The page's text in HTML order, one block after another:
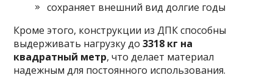
сохраняет внешний вид долгие годы
Кроме этого, конструкции из ДПК способны
выдерживать нагрузку до3318 кг на
квадратный метр, что делает материал
надежным для постоянного использования.